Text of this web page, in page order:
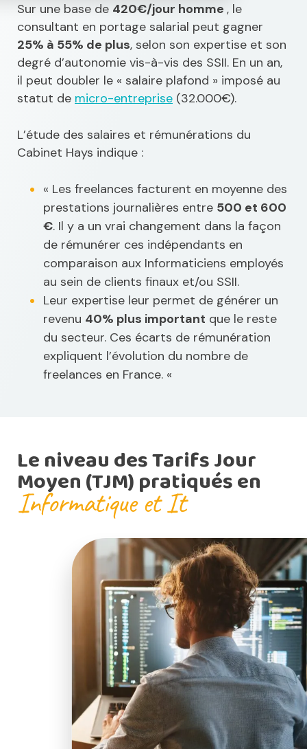
Sur une base de 420€/jour homme , le
consultant en portage salarial peut gagner
25% à 55% de plus, selon son expertise et son
degré d’autonomie vis-à-vis des SSII. En un an,
il peut doubler le « salaire plafond » imposé au
statut de micro-entreprise (32.000€).
L’étude des salaires et rémunérations du
Cabinet Hays indique :
« Les freelances facturent en moyenne des
prestations journalières entre 500 et 600
€. Il y a un vrai changement dans la façon
de rémunérer ces indépendants en
comparaison aux Informaticiens employés
au sein de clients finaux et/ou SSII.
Leur expertise leur permet de générer un
revenu 40% plus important que le reste
du secteur. Ces écarts de rémunération
expliquent l’évolution du nombre de
freelances en France. «
Le niveau des Tarifs Jour
Moyen (TJM) pratiqués en
Informatique et It